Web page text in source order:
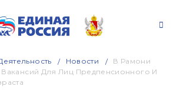
Новости
В Рамони
Для Лиц Предпенсионного И